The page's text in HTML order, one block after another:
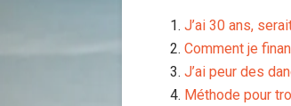
J’ai 30 ans,
Comment je
J’ai peur des
Méthode pour